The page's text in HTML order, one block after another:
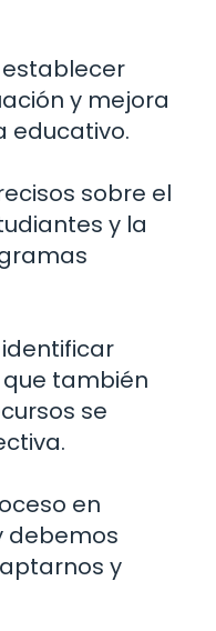
establecer
y mejora
educativo.
sobre el
y la
también
se
en
debemos
y